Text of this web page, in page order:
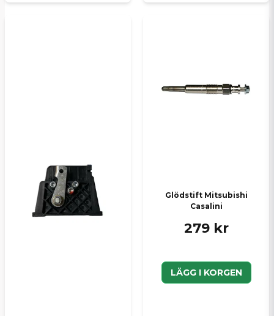
Glödstift Mitsubishi
Casalini
279 kr
LÄGG I KORGEN